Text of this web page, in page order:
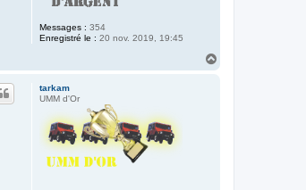
Messages : 354
Enregistré le : 20 nov. 2019, 19:45
tarkam
UMM d'Or